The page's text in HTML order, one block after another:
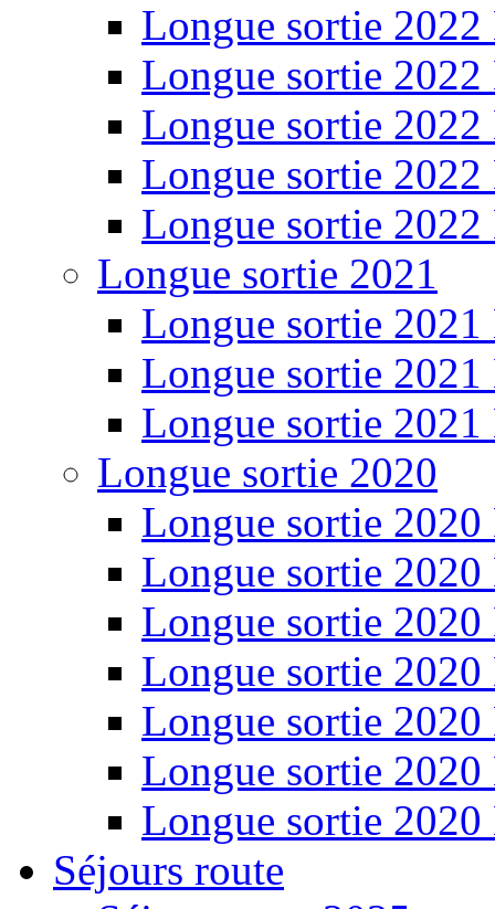
Longue sortie 2022
Longue sortie 2022
Longue sortie 2022
Longue sortie 2022
Longue sortie 2022
Longue sortie 2021
Longue sortie 2021
Longue sortie 2021
Longue sortie 2021
Longue sortie 2020
Longue sortie 2020
Longue sortie 2020
Longue sortie 2020
Longue sortie 2020
Longue sortie 2020
Longue sortie 2020
Longue sortie 2020
Séjours route